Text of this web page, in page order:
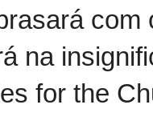
com
na
for the